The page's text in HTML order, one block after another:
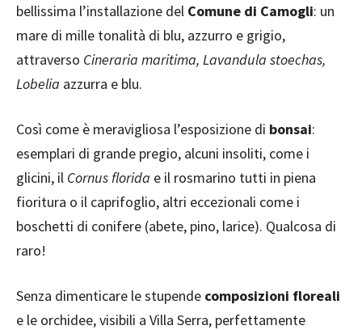
bellissima l’installazione del Comune di Camogli: un
mare di mille tonalità di blu, azzurro e grigio,
attraverso Cineraria maritima, Lavandula stoechas,
Lobelia azzurra e blu.
Così come è meravigliosa l’esposizione di bonsai:
esemplari di grande pregio, alcuni insoliti, come i
glicini, il Cornus florida e il rosmarino tutti in piena
fioritura o il caprifoglio, altri eccezionali come i
boschetti di conifere (abete, pino, larice). Qualcosa di
raro!
Senza dimenticare le stupende composizioni floreali
e le orchidee, visibili a Villa Serra, perfettamente